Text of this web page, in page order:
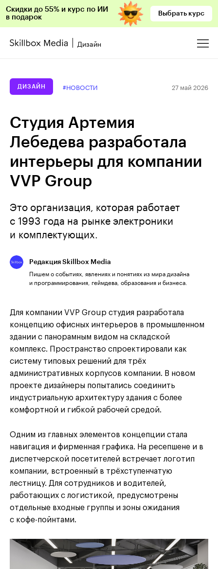
Скидки до 55% и курс по ИИ
в подарок
Выбрать курс
Дизайн
ДИЗАЙН #НОВОСТИ 27 май 2026
Студия Артемия
Лебедева разработала
интерьеры для компании
VVP Group
Это организация, которая работает
с 1993 года на рынке электроники
и комплектующих.
Редакция Skillbox Media
Пишем о событиях, явлениях и понятиях из мира дизайна
и программирования, геймдева, образования и бизнеса.
Для компании VVP Group студия разработала
концепцию офисных интерьеров в промышленном
здании с панорамным видом на складской
комплекс. Пространство спроектировали как
систему типовых решений для трёх
административных корпусов компании. В новом
проекте дизайнеры попытались соединить
индустриальную архитектуру здания с более
комфортной и гибкой рабочей средой.
Одним из главных элементов концепции стала
навигация и фирменная графика. На ресепшене и в
диспетчерской посетителей встречает логотип
компании, встроенный в трёхступенчатую
лестницу. Для сотрудников и водителей,
работающих с логистикой, предусмотрены
отдельные входные группы и зоны ожидания
с кофе-пойнтами.